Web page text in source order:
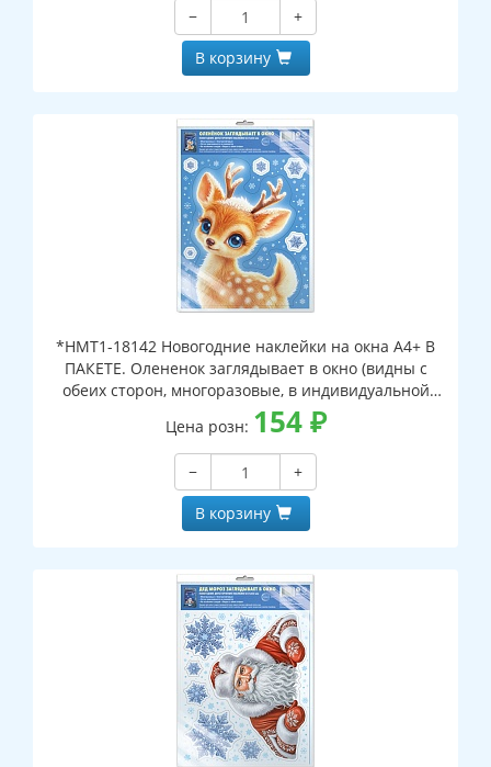
−
+
В корзину
*НМТ1-18142 Новогодние наклейки на окна А4+ В
ПАКЕТЕ. Олененок заглядывает в окно (видны с
обеих сторон, многоразовые, в индивидуальной
упаковке, с европодвесом и клеевым клапаном)
Цена розн: 154₽
−
+
В корзину